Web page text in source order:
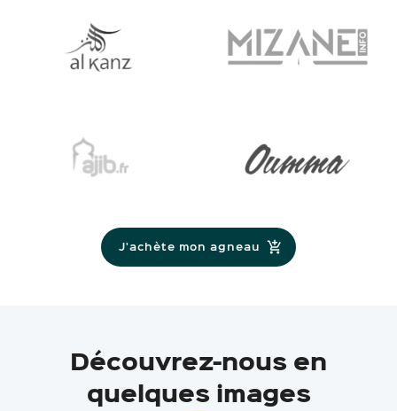
J'achète mon agneau
Découvrez-nous en
quelques images